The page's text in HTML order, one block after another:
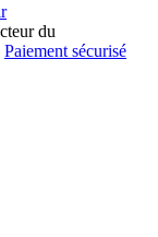
du
Paiement sécurisé